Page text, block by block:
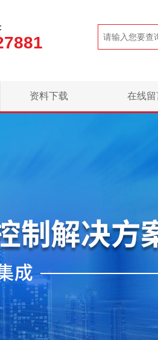
资料下载 在线留